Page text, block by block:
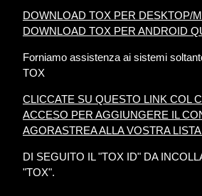
DOWNLOAD TOX PER DESKTOP/
DOWNLOAD TOX PER ANDROID
Forniamo assistenza ai sistemi
TOX
CLICCATE SU QUESTO LINK COL
ACCESO PER AGGIUNGERE IL
AGORASTREA ALLA VOSTRA
DI SEGUITO IL "TOX ID" DA
"TOX".